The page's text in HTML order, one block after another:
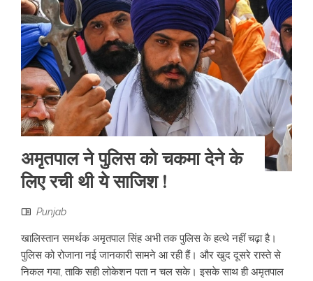
अमृतपाल ने पुलिस को चकमा देने के
लिए रची थी ये साजिश !
Punjab
खालिस्तान समर्थक अमृतपाल सिंह अभी तक पुलिस के हत्थे नहीं चढ़ा है।
पुलिस को रोजाना नई जानकारी सामने आ रही हैं। और खुद दूसरे रास्ते से
निकल गया, ताकि सही लोकेशन पता न चल सके। इसके साथ ही अमृतपाल